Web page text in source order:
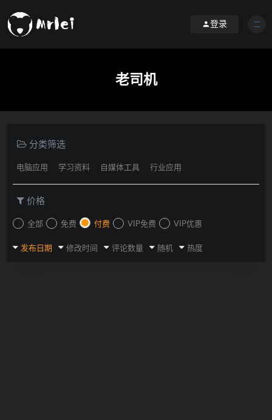
登录
老司机
分类筛选
电脑应用 学习资料 自媒体工具 行业应用
价格
全部 免费 付费 VIP免费 VIP优惠
发布日期 修改时间 评论数量 随机 热度